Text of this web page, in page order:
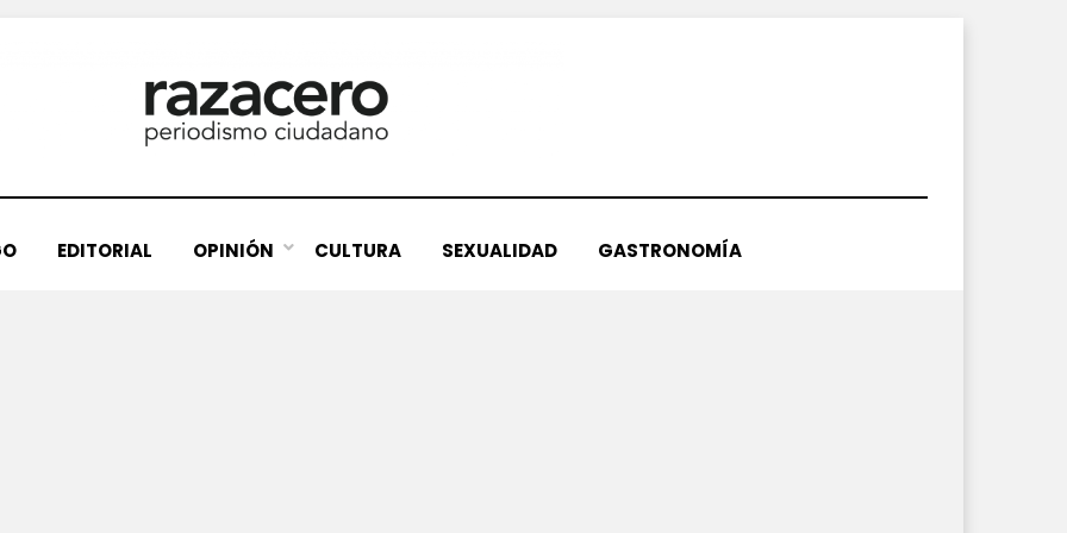
EDITORIAL OPINIÓN CULTURA SEXUALIDAD GASTRONOMÍA